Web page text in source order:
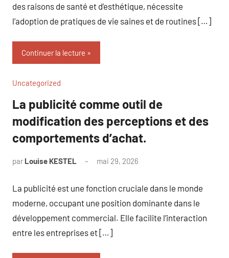
des raisons de santé et d’esthétique, nécessite
l’adoption de pratiques de vie saines et de routines […]
Continuer la lecture
Uncategorized
La publicité comme outil de
modification des perceptions et des
comportements d’achat.
par Louise KESTEL mai 29, 2026
La publicité est une fonction cruciale dans le monde
moderne, occupant une position dominante dans le
développement commercial. Elle facilite l’interaction
entre les entreprises et […]